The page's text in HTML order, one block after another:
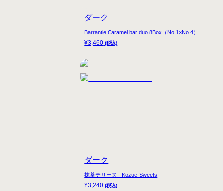
¥3,460 (税込)
Barrantie Caramel bar duo 8Box（No.1×No.4）
ダーク
¥3,240 (税込)
抹茶テリーヌ - Kozue-Sweets
ダーク